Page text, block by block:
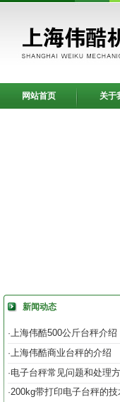
网站首页 关于
新闻动态
·上海伟酷500公斤台秤介绍
·上海伟酷商业台秤的介绍
·电子台秤常见问题和处理
·200kg带打印电子台秤的